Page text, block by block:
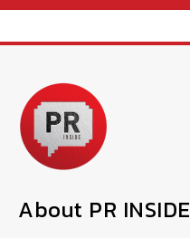
About PR INSIDE